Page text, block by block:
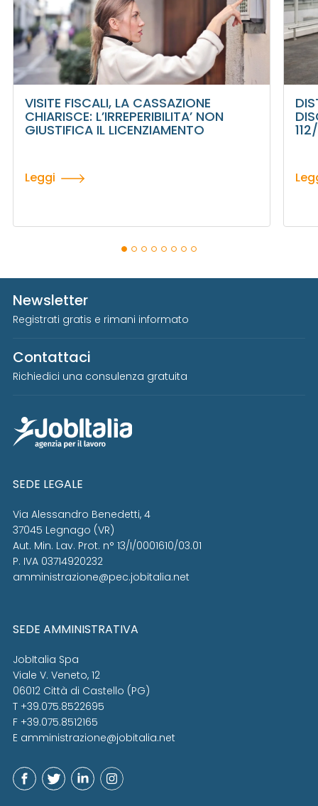
VISITE FISCALI, LA CASSAZIONE
CHIARISCE: L’IRREPERIBILITA’ NON
GIUSTIFICA IL LICENZIAMENTO
Leggi
Newsletter
Registrati gratis e rimani informato
Contattaci
Richiedici una consulenza gratuita
SEDE LEGALE
Via Alessandro Benedetti, 4
37045 Legnago (VR)
Aut. Min. Lav. Prot. n° 13/I/0001610/03.01
P. IVA 03714920232
amministrazione@pec.jobitalia.net
SEDE AMMINISTRATIVA
JobItalia Spa
Viale V. Veneto, 12
06012 Città di Castello (PG)
T +39.075.8522695
F +39.075.8512165
E amministrazione@jobitalia.net